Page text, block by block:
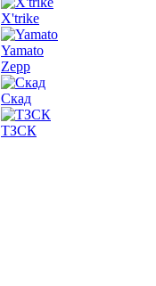
X'trike
Yamato
Zepp
Скад
ТЗСК